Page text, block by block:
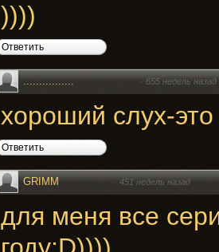
))))
Ответить
................ · 655 недель назад
хороший слух-
Ответить
GRIMM ·451 недель назад
для меня все